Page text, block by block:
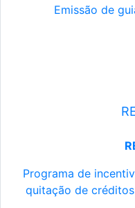
Emissão de
Programa de
quitação de